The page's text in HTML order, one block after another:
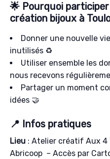
🌟 Pourquoi
création bijoux à
Donner une nouvelle
inutilisés ♻️
Utiliser ensemble les
nous recevons
Partager un moment
idées 🤝
📍 Infos pratiques
Lieu : Atelier créatif Aux 4
Abricoop – Accès par